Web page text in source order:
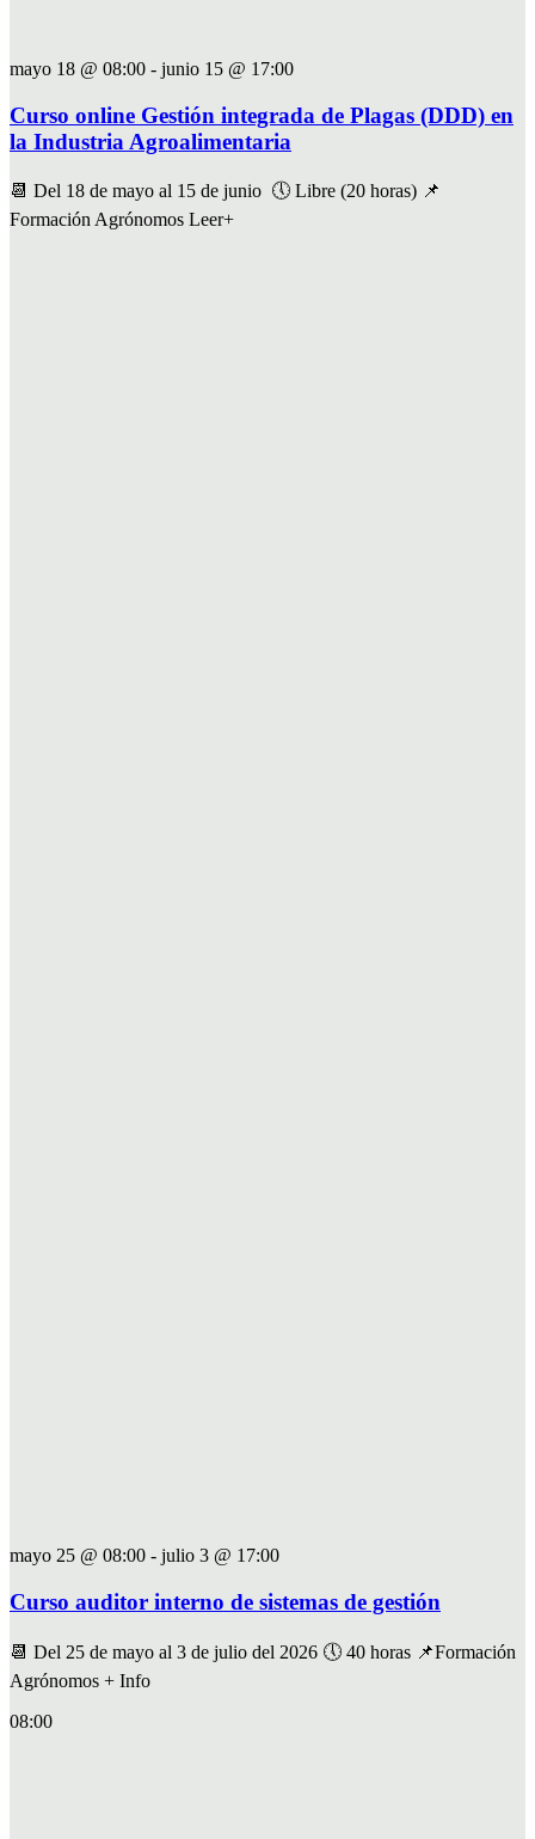
mayo 18 @ 08:00 - junio 15 @ 17:00
Curso online Gestión integrada de Plagas (DDD) en
la Industria Agroalimentaria
📆 Del 18 de mayo al 15 de junio 🕔 Libre (20 horas) 📌
Formación Agrónomos Leer+
mayo 25 @ 08:00 - julio 3 @ 17:00
Curso auditor interno de sistemas de gestión
📆 Del 25 de mayo al 3 de julio del 2026 🕔 40 horas 📌Formación
Agrónomos + Info
08:00